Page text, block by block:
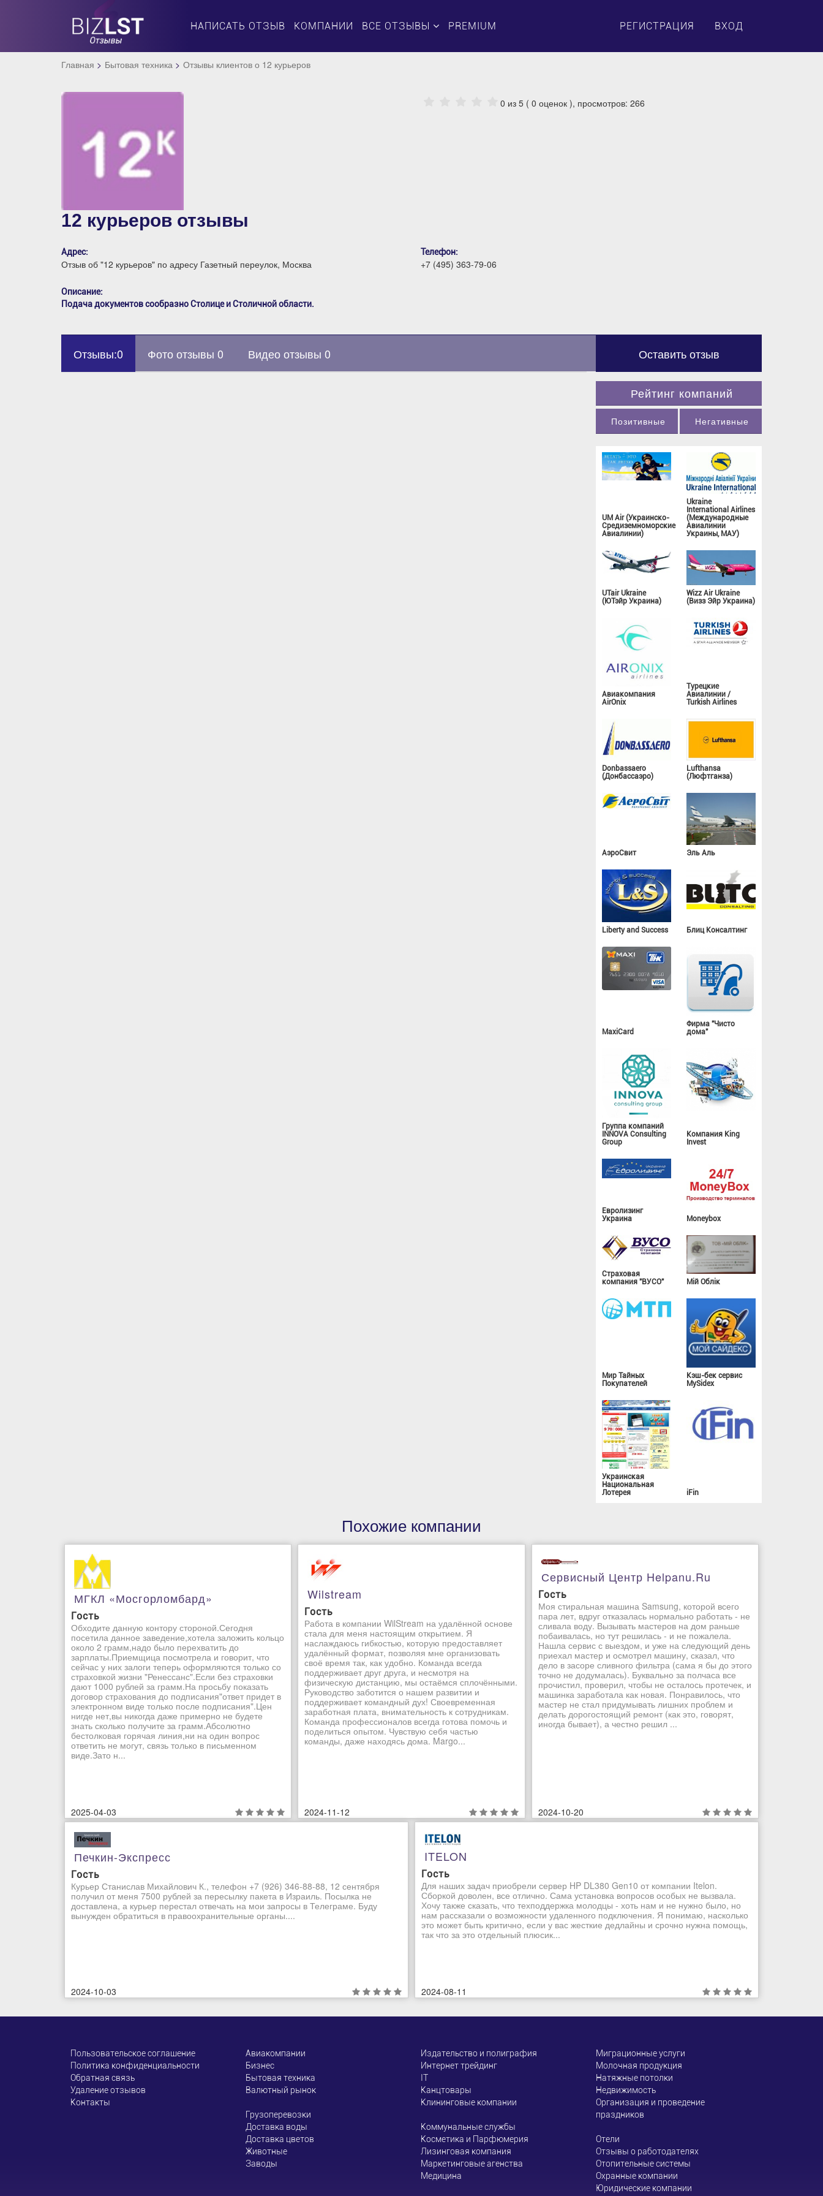
НАПИСАТЬ ОТЗЫВ КОМПАНИИ ВСЕ ОТЗЫВЫ PREMIUM РЕГИСТРАЦИЯ ВХОД
Главная Бытовая техника Отзывы клиентов о 12 курьеров
12 курьеров отзывы
0 из 5 ( 0 оценок ), просмотров: 266
Адрес:
Отзыв об "12 курьеров" по адресу Газетный переулок, Москва
Телефон:
+7 (495) 363-79-06
Описание:
Подача документов сообразно Столице и Столичной области.
Отзывы:0 Фото отзывы 0 Видео отзывы 0 Оставить отзыв
Рейтинг компаний
Позитивные Негативные
UM Air (Украинско-
Средиземноморские
Авиалинии)
Ukraine
International Airlines
(Международные
Авиалинии
Украины, МАУ)
UTair Ukraine
(ЮТэйр Украина)
Wizz Air Ukraine
(Визз Эйр Украина)
Авиакомпания
AirOnix
Турецкие
Авиалинии /
Turkish Airlines
Donbassaero
(Донбассаэро)
Lufthansa
(Люфтганза)
АэроСвит Эль Аль
Liberty and Success Блиц Консалтинг
MaxiCard
Фирма "Чисто
дома"
Группа компаний
INNOVA Consulting
Group
Компания King
Invest
Евролизинг
Украина
Moneybox
Страховая
компания "ВУСО"
Мій Облік
Мир Тайных
Покупателей
Кэш-бек сервис
MySidex
Украинская
Национальная
Лотерея
iFin
Похожие компании
МГКЛ «Мосгорломбард»
Гость
Обходите данную контору стороной.Сегодня
посетила данное заведение,хотела заложить кольцо
около 2 грамм,надо было перехватить до
зарплаты.Приемщица посмотрела и говорит, что
сейчас у них залоги теперь оформляются только со
страховкой жизни "Ренессанс".Если без страховки
дают 1000 рублей за грамм.На просьбу показать
договор страхования до подписания"ответ придет в
электронном виде только после подписания".Цен
нигде нет,вы никогда даже примерно не будете
знать сколько получите за грамм.Абсолютно
бестолковая горячая линия,ни на один вопрос
ответить не могут, связь только в письменном
виде.Зато н...
2025-04-03
Wilstream
Гость
Работа в компании WilStream на удалённой основе
стала для меня настоящим открытием. Я
наслаждаюсь гибкостью, которую предоставляет
удалённый формат, позволяя мне организовать
своё время так, как удобно. Команда всегда
поддерживает друг друга, и несмотря на
физическую дистанцию, мы остаёмся сплочёнными.
Руководство заботится о нашем развитии и
поддерживает командный дух! Своевременная
заработная плата, внимательность к сотрудникам.
Команда профессионалов всегда готова помочь и
поделиться опытом. Чувствую себя частью
команды, даже находясь дома. Margo...
2024-11-12
Сервисный Центр Helpanu.ru
Гость
Моя стиральная машина Samsung, которой всего
пара лет, вдруг отказалась нормально работать - не
сливала воду. Вызывать мастеров на дом раньше
побаивалась, но тут решилась - и не пожалела.
Нашла сервис с выездом, и уже на следующий день
приехал мастер и осмотрел машину, сказал, что
дело в засоре сливного фильтра (сама я бы до этого
точно не додумалась). Буквально за полчаса все
прочистил, проверил, чтобы не осталось протечек, и
машинка заработала как новая. Понравилось, что
мастер не стал придумывать лишних проблем и
делать дорогостоящий ремонт (как это, говорят,
иногда бывает), а честно решил ...
2024-10-20
Печкин-Экспресс
Гость
Курьер Станислав Михайлович К., телефон +7 (926) 346-88-88, 12 сентября
получил от меня 7500 рублей за пересылку пакета в Израиль. Посылка не
доставлена, а курьер перестал отвечать на мои запросы в Телеграме. Буду
вынужден обратиться в правоохранительные органы....
2024-10-03
ITELON
Гость
Для наших задач приобрели сервер HP DL380 Gen10 от компании Itelon.
Сборкой доволен, все отлично. Сама установка вопросов особых не вызвала.
Хочу также сказать, что техподдержка молодцы - хоть нам и не нужно было, но
нам рассказали о возможности удаленного подключения. Я понимаю, насколько
это может быть критично, если у вас жесткие дедлайны и срочно нужна помощь,
так что за это отдельный плюсик...
2024-08-11
Пользовательское соглашение
Политика конфиденциальности
Обратная связь
Удаление отзывов
Контакты
Авиакомпании
Бизнес
Бытовая техника
Валютный рынок
Грузоперевозки
Доставка воды
Доставка цветов
Животные
Заводы
Издательство и полиграфия
Интернет трейдинг
ІТ
Канцтовары
Клининговые компании
Коммунальные службы
Косметика и Парфюмерия
Лизинговая компания
Маркетинговые агенства
Медицина
Миграционные услуги
Молочная продукция
Натяжные потолки
Недвижимость
Организация и проведение
праздников
Отели
Отзывы о работодателях
Отопительные системы
Охранные компании
Юридические компании